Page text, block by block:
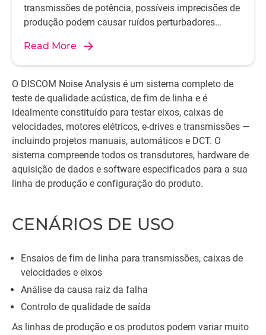
transmissões de potência, possíveis imprecisões de
produção podem causar ruídos perturbadores
tanto os componentes individuais quanto sua
correlação.
Read More
O DISCOM Noise Analysis é um sistema completo de
teste de qualidade acústica, de fim de linha e é
idealmente constituído para testar eixos, caixas de
velocidades, motores elétricos, e-drives e transmissões —
incluindo projetos manuais, automáticos e DCT. O
sistema compreende todos os transdutores, hardware de
aquisição de dados e software especificados para a sua
linha de produção e configuração do produto.
CENÁRIOS DE USO
Ensaios de fim de linha para transmissões, caixas de
velocidades e eixos
Análise da causa raiz da falha
Controlo de qualidade de saída
As linhas de produção e os produtos podem variar muito